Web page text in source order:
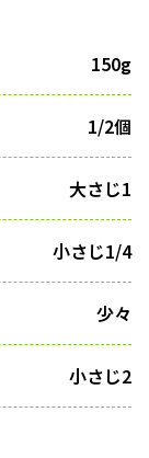
150g
1/2個
大さじ1
小さじ1/4
少々
小さじ2